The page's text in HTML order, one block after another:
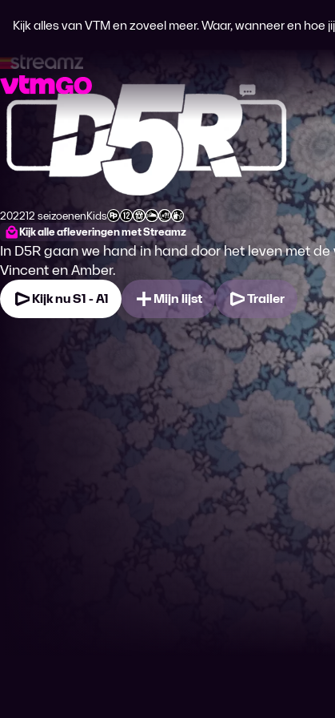
Kijk alles van VTM en zoveel meer. Waar, wanneer en hoe
D5R
Productiejaar
202212 seizoenen
Genre
Kids
Leeftijdsclassificatie
Kijk alle afleveringen met Streamz
In D5R gaan we hand in hand door het leven met
Vincent en Amber.
Kijk nu S1 - A1 Mijn lijst Trailer